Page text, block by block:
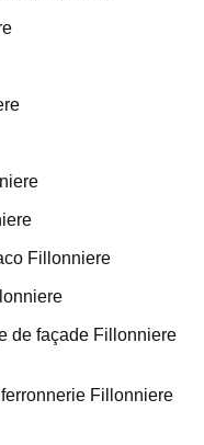
Fillonniere
de façade Fillonniere
Fillonniere